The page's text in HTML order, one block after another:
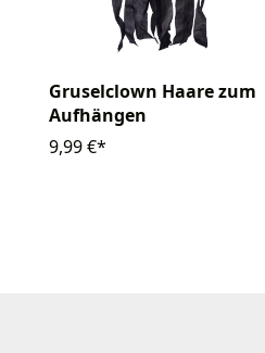
Gruselclown Haare zum
Aufhängen
9,99 €*